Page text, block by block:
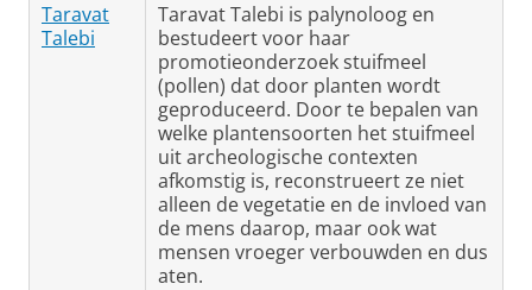
Taravat
Talebi
Taravat Talebi is palynoloog en
bestudeert voor haar
promotieonderzoek stuifmeel
(pollen) dat door planten wordt
geproduceerd. Door te bepalen van
welke plantensoorten het stuifmeel
uit archeologische contexten
afkomstig is, reconstrueert ze niet
alleen de vegetatie en de invloed van
de mens daarop, maar ook wat
mensen vroeger verbouwden en dus
aten.